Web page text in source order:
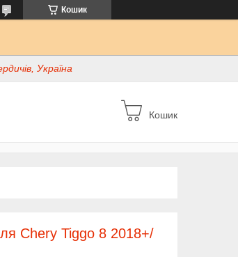
Кошик
Україна
Кошик
Chery Tiggo 8 2018+/